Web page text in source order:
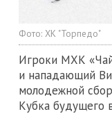
Фото: ХК "Торпедо"
Игроки МХК
и нападающий
молодежной
Кубка будущего